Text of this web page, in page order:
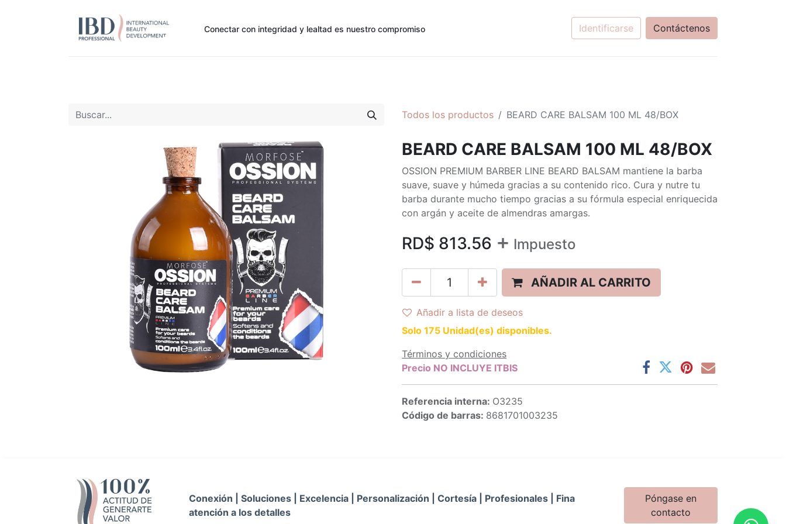
Conectar con integridad y lealtad es nuestro compromiso Identificarse Contáctenos
Todos los productos BEARD CARE BALSAM 100 ML 48/BOX
BEARD CARE BALSAM 100 ML 48/BOX
OSSION PREMIUM BARBER LINE BEARD BALSAM mantiene la barba
suave, suave y húmeda gracias a su contenido rico. Cura y nutre tu
barba durante mucho tiempo gracias a su fórmula especial enriquecida
con argán y aceite de almendras amargas.
RD$ 813.56 + Impuesto
AÑADIR AL CARRITO
Añadir a lista de deseos
Solo 175 Unidad(es) disponibles.
Términos y condiciones
Precio NO INCLUYE ITBIS
Referencia interna: O3235
Código de barras: 8681701003235
Conexión | Soluciones | Excelencia | Personalización | Cortesía | Profesionales | Fina
atención a los detalles
Póngase en
contacto